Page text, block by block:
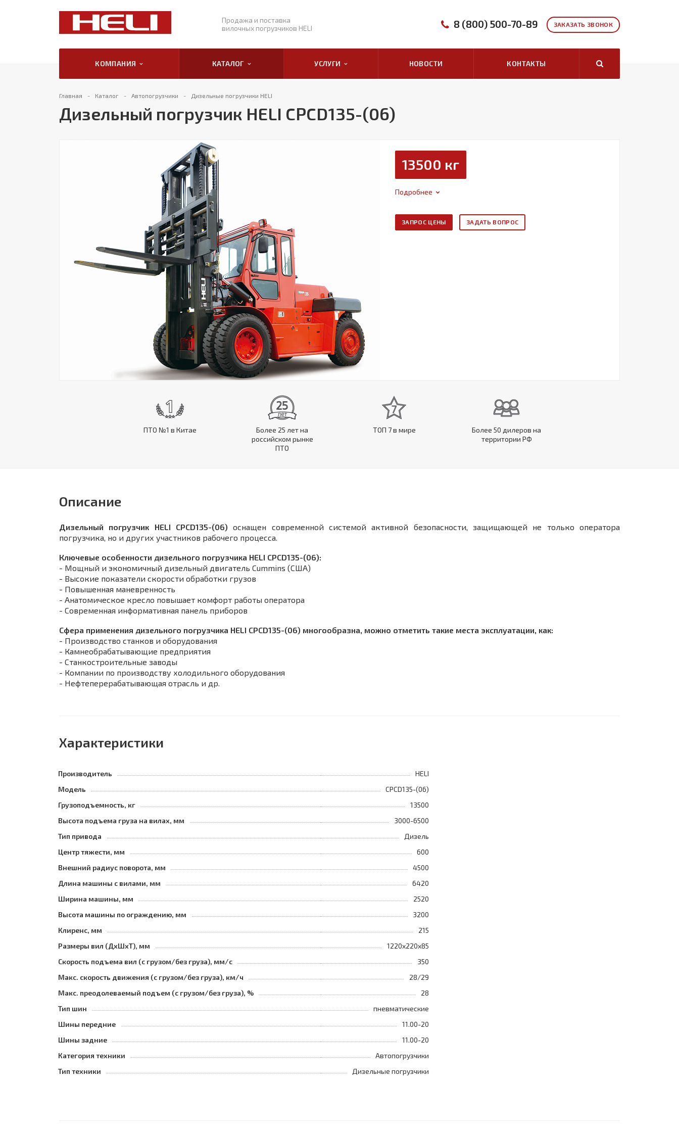
Продажа и поставка
вилочных погрузчиков HELI
ЗАКАЗАТЬ ЗВОНОК
8 (800) 500-70-89
КОМПАНИЯ КАТАЛОГ УСЛУГИ НОВОСТИ КОНТАКТЫ
Главная Каталог Автопогрузчики Дизельные погрузчики HELI
Дизельный погрузчик HELI CPCD135-(06)
13500 кг
Подробнее
ЗАПРОС ЦЕНЫ ЗАДАТЬ ВОПРОС
ПТО №1 в Китае
Более 25 лет на
российском рынке
ПТО
ТОП 7 в мире
Более 50 дилеров на
территории РФ
Описание
Дизельный погрузчик HELI CPCD135-(06) оснащен современной системой активной безопасности, защищающей не только оператора
погрузчика, но и других участников рабочего процесса.
Ключевые особенности дизельного погрузчика HELI CPCD135-(06):
- Мощный и экономичный дизельный двигатель Cummins (США)
- Высокие показатели скорости обработки грузов
- Повышенная маневренность
- Анатомическое кресло повышает комфорт работы оператора
- Современная информативная панель приборов
Сфера применения дизельного погрузчика HELI CPСD135-(06) многообразна, можно отметить такие места эксплуатации, как:
- Производство станков и оборудования
- Камнеобрабатывающие предприятия
- Станкостроительные заводы
- Компании по производству холодильного оборудования
- Нефтеперерабатывающая отрасль и др.
Характеристики
Производитель
HELI
Модель
CPCD135-(06)
Грузоподъемность, кг
13500
Высота подъема груза на вилах, мм
3000-6500
Тип привода
Дизель
Центр тяжести, мм
600
Внешний радиус поворота, мм
4500
Длина машины с вилами, мм
6420
Ширина машины, мм
2520
Высота машины по ограждению, мм
3200
Клиренс, мм
215
Размеры вил (ДхШхТ), мм
1220x220x85
Скорость подъема вил (с грузом/без груза), мм/с
350
Макс. скорость движения (с грузом/без груза), км/ч
28/29
Макс. преодолеваемый подъем (с грузом/без груза), %
28
Тип шин
пневматические
Шины передние
11.00-20
Шины задние
11.00-20
Категория техники
Автопогрузчики
Тип техники
Дизельные погрузчики